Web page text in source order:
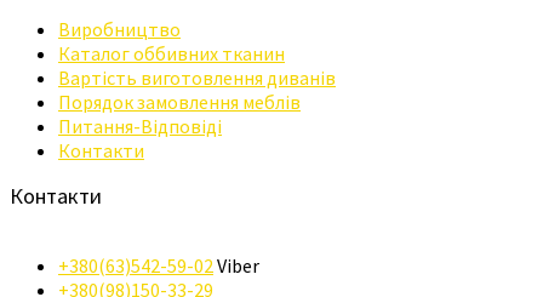
Виробництво
Каталог оббивних тканин
Вартість виготовлення диванів
Порядок замовлення меблів
Питання-Відповіді
Контакти
Контакти
+380(63)542-59-02Viber
+380(98)150-33-29